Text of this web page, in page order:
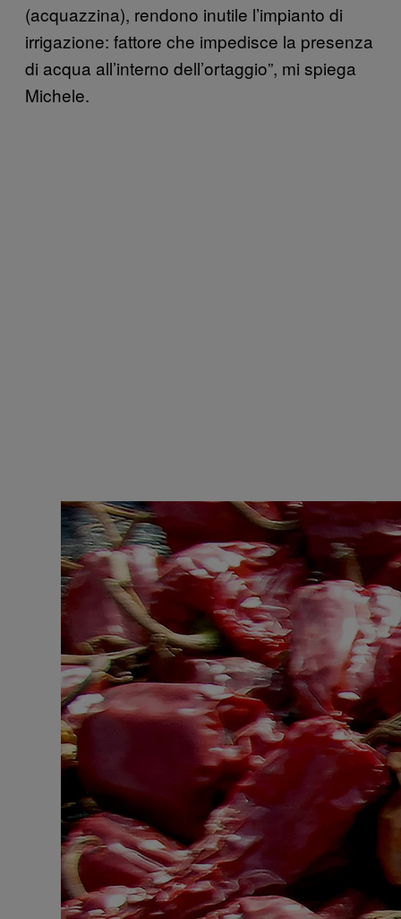
(acquazzina), rendono inutile l’impianto di
irrigazione: fattore che impedisce la presenza
di acqua all’interno dell’ortaggio”, mi spiega
Michele.